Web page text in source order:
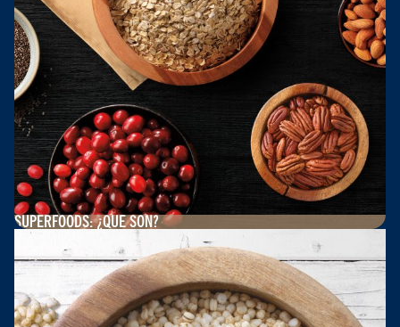
SUPERFOODS: ¿QUÉ SON?